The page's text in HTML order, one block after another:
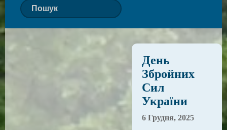
День
Збройних
Сил
України
6 Грудня, 2025